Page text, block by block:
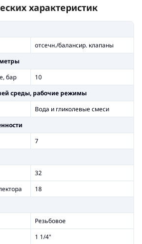
характеристик
отсечн./балансир. клапаны
бар
10
среды, рабочие режимы
Вода и гликолевые смеси
7
32
18
Резьбовое
1 1/4"